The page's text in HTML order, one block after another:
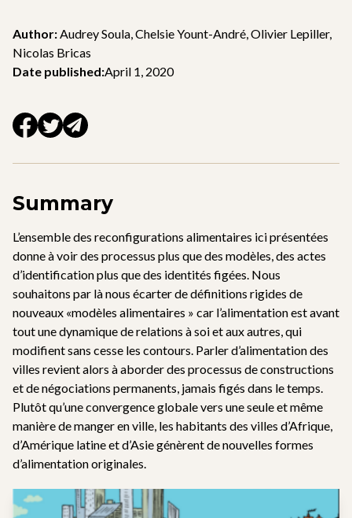
Author:Audrey Soula, Chelsie Yount-André, Olivier Lepiller,
Nicolas Bricas
Date published:April 1, 2020
Summary
L’ensemble des reconfigurations alimentaires ici présentées
donne à voir des processus plus que des modèles, des actes
d’identification plus que des identités figées. Nous
souhaitons par là nous écarter de définitions rigides de
nouveaux «modèles alimentaires » car l’alimentation est avant
tout une dynamique de relations à soi et aux autres, qui
modifient sans cesse les contours. Parler d’alimentation des
villes revient alors à aborder des processus de constructions
et de négociations permanents, jamais figés dans le temps.
Plutôt qu’une convergence globale vers une seule et même
manière de manger en ville, les habitants des villes d’Afrique,
d’Amérique latine et d’Asie génèrent de nouvelles formes
d’alimentation originales.